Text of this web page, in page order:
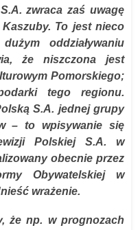
zwraca zaś uwagę
To jest nieco
oddziaływaniu
że niszczona jest
Pomorskiego;
tego regionu.
S.A. jednej grupy
– to wpisywanie się
Polskiej S.A. w
obecnie przez
Obywatelskiej w
wrażenie.
że np. w prognozach